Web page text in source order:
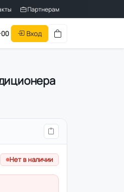
Партнерам
Вход
Нет в наличии